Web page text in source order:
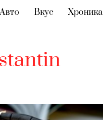
Авто (current)
Вкус (current)
Хроника